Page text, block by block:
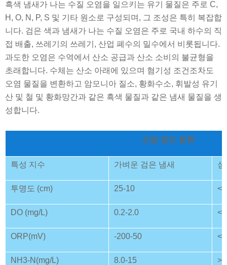
흑색 냄새가 나는 수질 오염을 일으키는 유기 물질은 주로 C,
H, O, N, P, S 및 기타 원소로 구성되며, 그 조성은 특히 복잡합
니다. 검은 색과 냄새가 나는 수질 오염은 주로 국내 하수의 직
접 배출, 쓰레기의 쓰레기, 산업 폐수의 밀수에서 비롯됩니다.
과도한 오염은 수역에서 산소 공급과 산소 소비의 불균형을
초래합니다. 수체는 산소 아래에 있으며 혐기성 조건조차도
오염 물질을 변환하고 암모니아 질소, 황화수소, 휘발성 유기
산 및 철 및 황화망간과 같은 흑색 물질과 같은 냄새 물질을 생
성합니다.
오염 정도 분류
특성 지수 가벼운 검은 냄새
투명도 (cm) 25-10
DO (mg/L) 0.2-2.0
ORP(mV) -200-50
NH3-N(mg/L) 8.0-15 >